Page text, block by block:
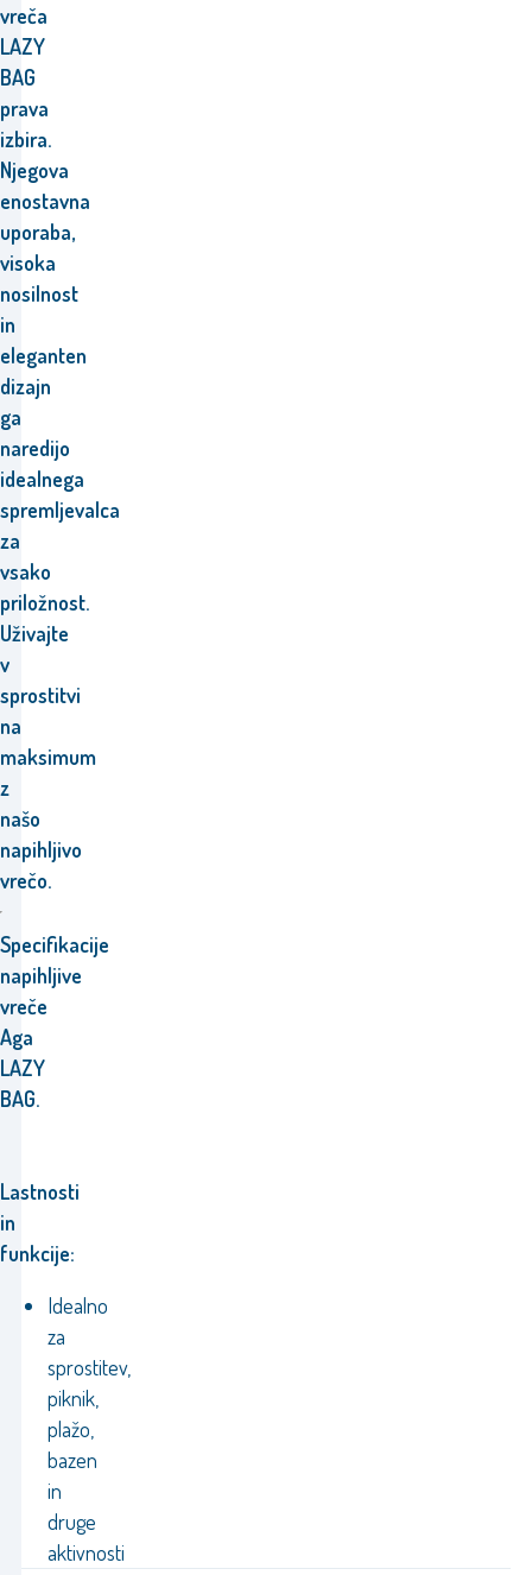
vreča
LAZY
BAG
prava
izbira.
Njegova
enostavna
uporaba,
visoka
nosilnost
in
eleganten
dizajn
ga
naredijo
idealnega
spremljevalca
za
vsako
priložnost.
Uživajte
v
sprostitvi
na
maksimum
z
našo
napihljivo
vrečo.
Specifikacije
napihljive
vreče
Aga
LAZY
BAG.
Lastnosti
in
funkcije:
Idealno
za
sprostitev,
piknik,
plažo,
bazen
in
druge
aktivnosti